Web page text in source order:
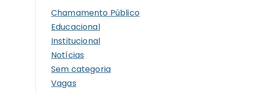
v
o
s
Chamamento Público
Educacional
Institucional
Notícias
Sem categoria
Vagas